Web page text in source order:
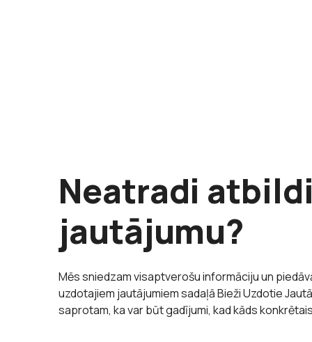
Neatradi
jautājumu?
Mēs sniedzam visaptverošu informāciju un
uzdotajiem jautājumiem sadaļā Bieži Uzdotie
saprotam, ka var būt gadījumi, kad kāds